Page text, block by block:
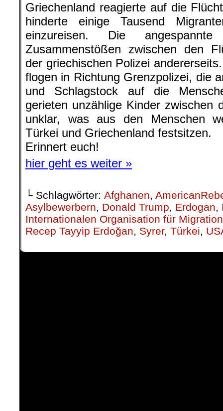
Griechenland reagierte auf die
hinderte einige Tausend
einzureisen. Die
Zusammenstößen zwischen den
der griechischen Polizei
flogen in Richtung Grenzpolizei, die
und Schlagstock auf die
gerieten unzählige Kinder zwischen
unklar, was aus den Menschen
Türkei und Griechenland festsitzen.
Erinnert euch!
hier geht es weiter »
└ Schlagwörter: Afghanen,
Asylbewerbern, Donald Trump, Erdogan,
Internationalen Organisation für
Recep Tayyip Erdoğan, Syrer, Türkei,